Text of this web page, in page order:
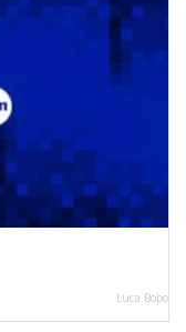
Luca Bobo